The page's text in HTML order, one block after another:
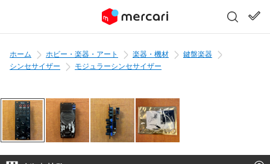
ホーム ホビー・楽器・アート 楽器・機材
鍵盤楽器
シンセサイザー
モジュラーシンセサイザー